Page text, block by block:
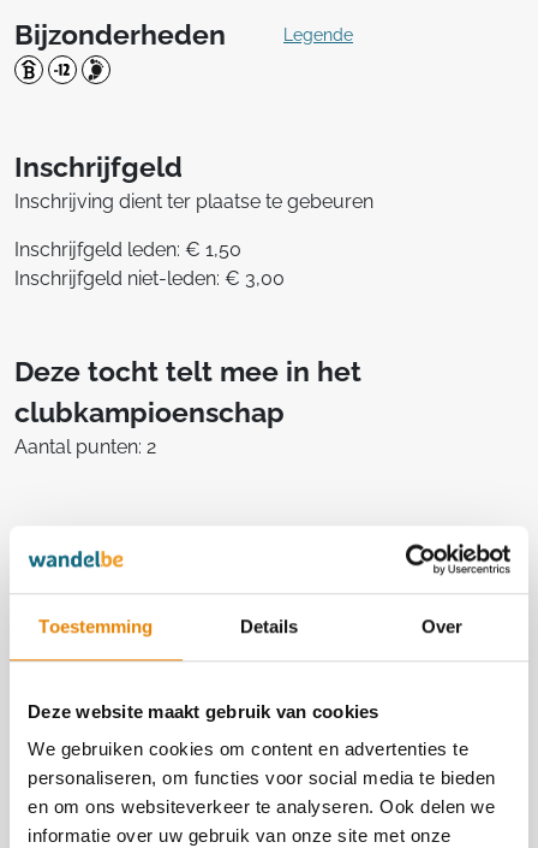
Toestemming Details Over
Deze website maakt gebruik van cookies
We gebruiken cookies om content en advertenties te
personaliseren, om functies voor social media te bieden
en om ons websiteverkeer te analyseren. Ook delen we
informatie over uw gebruik van onze site met onze
Bijzonderheden Legende
Inschrijfgeld
Inschrijving dient ter plaatse te gebeuren
Inschrijfgeld leden: € 1,50
Inschrijfgeld niet-leden: € 3,00
Deze tocht telt mee in het
clubkampioenschap
Aantal punten: 2
Georganiseerd door
W.K. Noordergouw - Brasschaat vzw
http://www.wknoordergouw.be
Contact
Marc De Wit